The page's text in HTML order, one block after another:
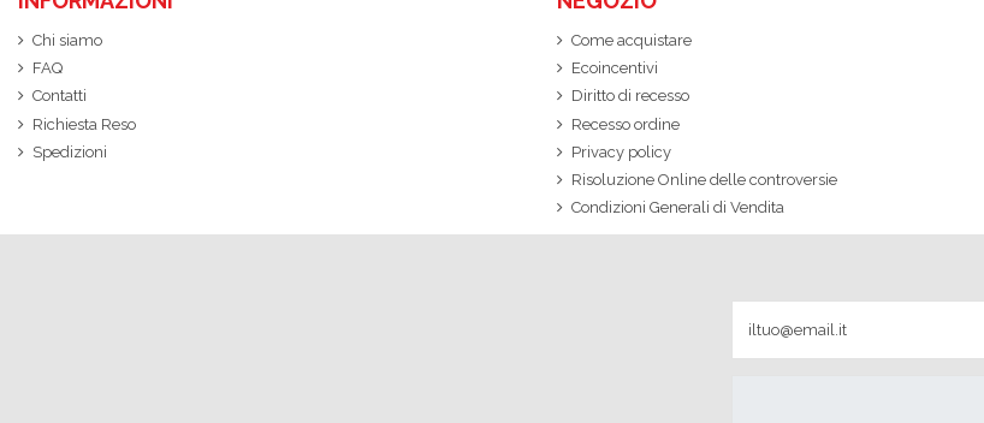
Chi siamo
FAQ
Contatti
Richiesta Reso
Spedizioni
Come acquistare
Ecoincentivi
Diritto di recesso
Recesso ordine
Privacy policy
Risoluzione Online delle controversie
Condizioni Generali di Vendita